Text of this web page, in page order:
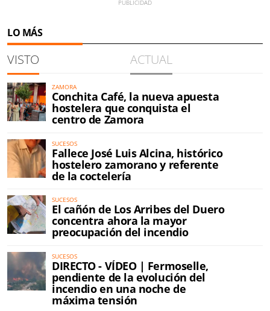
LO MÁS
VISTO ACTUAL
ZAMORA
Conchita Café, la nueva apuesta
hostelera que conquista el
centro de Zamora
SUCESOS
Fallece José Luis Alcina, histórico
hostelero zamorano y referente
de la coctelería
SUCESOS
El cañón de Los Arribes del Duero
concentra ahora la mayor
preocupación del incendio
SUCESOS
DIRECTO - VÍDEO | Fermoselle,
pendiente de la evolución del
incendio en una noche de
máxima tensión